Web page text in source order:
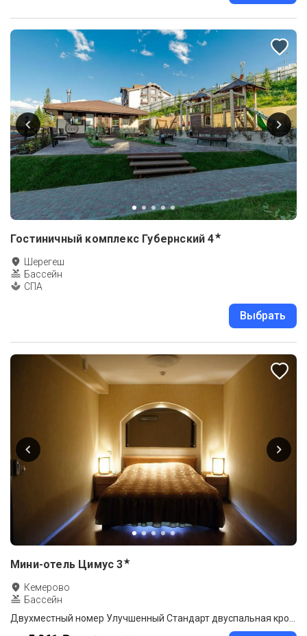
Гостиничный комплекс Губернский 4★
Шерегеш
Бассейн
СПА
Выбрать
Мини-отель Цимус 3★
Кемерово
Бассейн